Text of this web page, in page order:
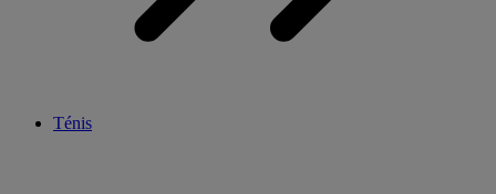
Ténis